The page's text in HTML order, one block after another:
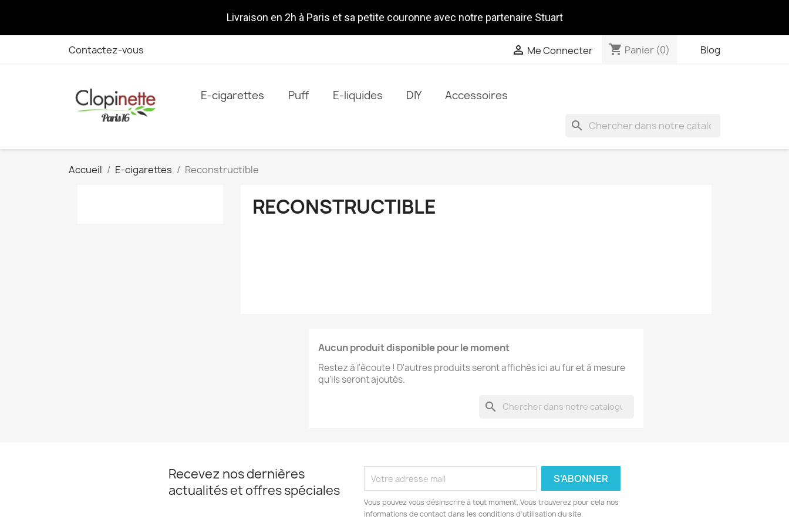
Livraison en 2h à Paris et sa petite couronne avec notre partenaire Stuart
Contactez-vous  Me Connecter shopping_cart Panier (0) Blog
E-cigarettes Puff E-liquides DIY Accessoires
search
Accueil E-cigarettes Reconstructible
RECONSTRUCTIBLE
Aucun produit disponible pour le moment
Restez à l'écoute ! D'autres produits seront affichés ici au fur et à mesure
qu'ils seront ajoutés.
search
Recevez nos dernières
actualités et offres spéciales
Vous pouvez vous désinscrire à tout moment. Vous trouverez pour cela nos
informations de contact dans les conditions d'utilisation du site.